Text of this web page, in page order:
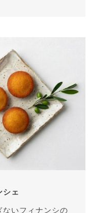
シェ
ないフィナンシの